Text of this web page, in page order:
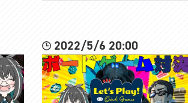
2022/5/6 20:00